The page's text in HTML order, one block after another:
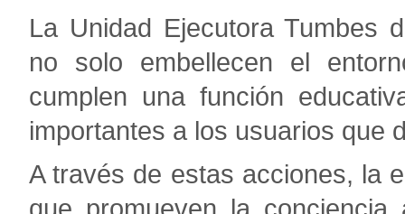
La Unidad Ejecutora Tumbes
no solo embellecen el
cumplen una función
importantes a los usuarios que
A través de estas acciones, la